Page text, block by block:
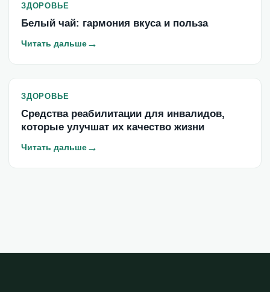
ЗДОРОВЬЕ
Белый чай: гармония вкуса и польза
Читать дальше→
ЗДОРОВЬЕ
Средства реабилитации для инвалидов,
которые улучшат их качество жизни
Читать дальше→